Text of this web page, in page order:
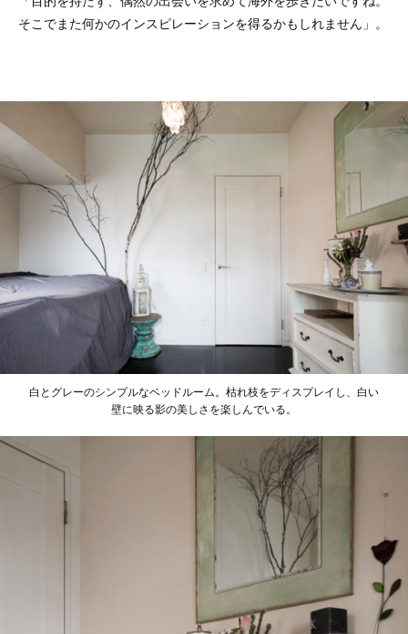
そこでまた何かのインスピレーションを得るかもしれません」。
白とグレーのシンプルなベッドルーム。枯れ枝をディスプレイし、白い
壁に映る影の美しさを楽しんでいる。